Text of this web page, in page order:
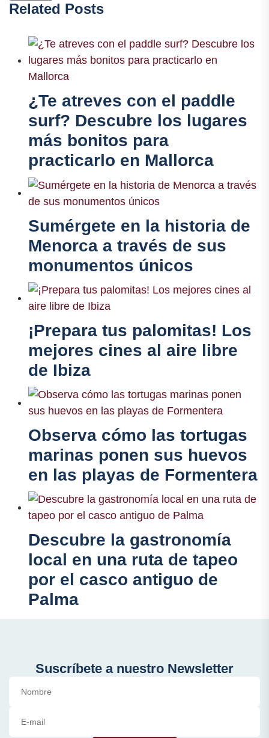
Related Posts
¿Te atreves con el paddle
surf? Descubre los lugares
más bonitos para
practicarlo en Mallorca
Sumérgete en la historia de
Menorca a través de sus
monumentos únicos
¡Prepara tus palomitas! Los
mejores cines al aire libre
de Ibiza
Observa cómo las tortugas
marinas ponen sus huevos
en las playas de Formentera
Descubre la gastronomía
local en una ruta de tapeo
por el casco antiguo de
Palma
Suscríbete a nuestro Newsletter